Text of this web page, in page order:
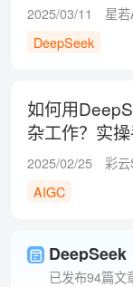
2025/03/11
星
DeepSeek
如何用
杂工作？实操
2025/02/25
彩
AIGC
DeepSeek
已发布94篇文